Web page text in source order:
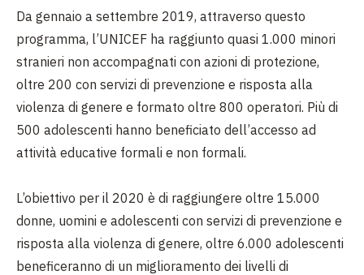
Da gennaio a settembre 2019, attraverso questo
programma, l’UNICEF ha raggiunto quasi 1.000 minori
stranieri non accompagnati con azioni di protezione,
oltre 200 con servizi di prevenzione e risposta alla
violenza di genere e formato oltre 800 operatori. Più di
500 adolescenti hanno beneficiato dell’accesso ad
attività educative formali e non formali.
L’obiettivo per il 2020 è di raggiungere oltre 15.000
donne, uomini e adolescenti con servizi di prevenzione e
risposta alla violenza di genere, oltre 6.000 adolescenti
beneficeranno di un miglioramento dei livelli di